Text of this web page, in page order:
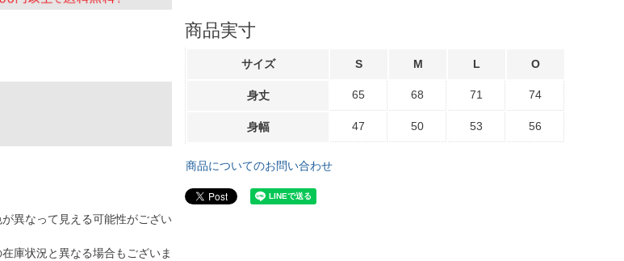
異なって見える可能性がござい
庫状況と異なる場合もございま
商品実寸
サイズ S M L O
身丈 65 68 71 74
身幅 47 50 53 56
商品についてのお問い合わせ